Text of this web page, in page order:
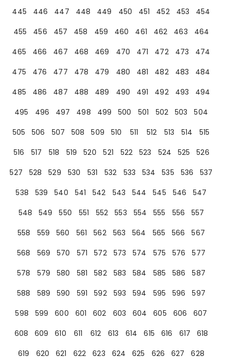
445
446 447 448 449 450 451 452 453
454
455
456 457 458 459 460 461 462 463
464
465
466 467 468 469 470 471 472 473
474
475
476 477 478 479 480 481 482 483
484
485
486 487 488 489 490 491 492 493
494
495
496 497 498 499 500 501 502 503
504
505
506 507 508 509 510 511 512 513 514
515
516
517 518 519 520 521 522 523 524 525
526
527
528 529 530 531 532 533 534 535 536
537
538
539 540 541 542 543 544 545 546
547
548
549 550 551 552 553 554 555 556
557
558
559 560 561 562 563 564 565 566
567
568
569 570 571 572 573 574 575 576
577
578
579 580 581 582 583 584 585 586
587
588
589 590 591 592 593 594 595 596
597
598
599 600 601 602 603 604 605 606
607
608
609 610 611 612 613 614 615 616 617
618
619
620 621 622 623 624 625 626 627
628